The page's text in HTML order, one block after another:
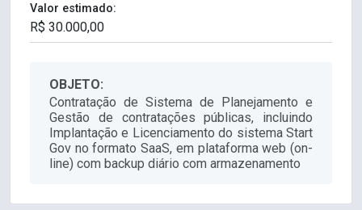
Valor estimado:
OBJETO:
Contratação de Sistema de Planejamento e
Gestão de contratações públicas, incluindo
Implantação e Licenciamento do sistema Start
Gov no formato SaaS, em plataforma web (on-
line) com backup diário com armazenamento